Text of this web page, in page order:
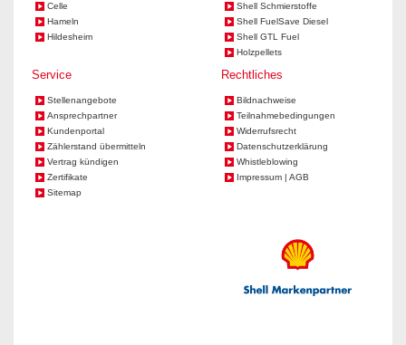
Celle
Hameln
Hildesheim
Shell Schmierstoffe
Shell FuelSave Diesel
Shell GTL Fuel
Holzpellets
Service
Stellenangebote
Ansprechpartner
Kundenportal
Zählerstand übermitteln
Vertrag kündigen
Zertifikate
Sitemap
Rechtliches
Bildnachweise
Teilnahmebedingungen
Widerrufsrecht
Datenschutzerklärung
Whistleblowing
Impressum | AGB